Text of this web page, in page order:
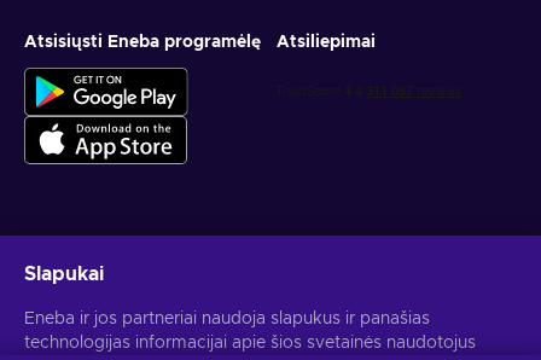
Atsisiųsti Eneba programėlę Atsiliepimai
Atšaukti prenumeratą gali bet kada. Daugiau informacijos rasi
Slapukai
Eneba ir jos partneriai naudoja slapukus ir panašias
technologijas informacijai apie šios svetainės naudotojus